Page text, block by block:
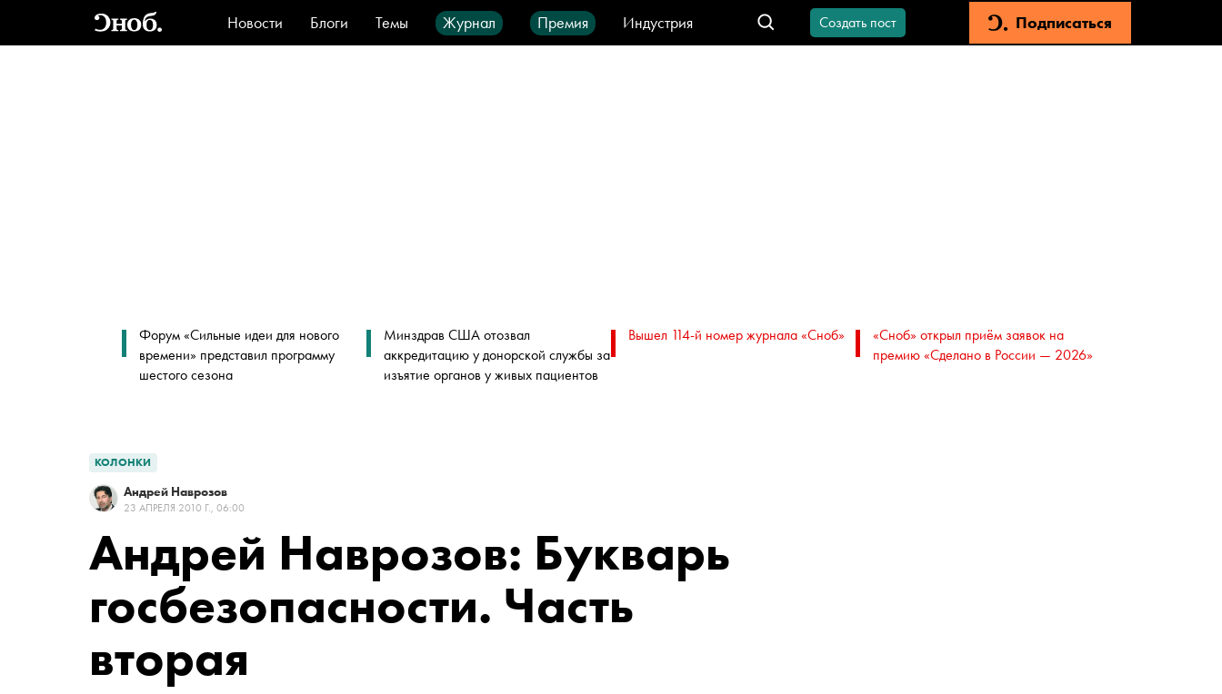
Новости Блоги Темы Журнал Премия
Индустрия
Стиль
Видео Город IT-продукты
Создать пост Подписаться
Форум «Сильные идеи для нового
времени» представил программу
шестого сезона
Минздрав США отозвал
аккредитацию у донорской службы за
изъятие органов у живых пациентов
Вышел 114-й номер журнала «Сноб»
«Сноб» открыл приём заявок на
премию «Сделано в России — 2026»
КОЛОНКИ
Андрей Наврозов
23 АПРЕЛЯ 2010 Г., 06:00
Андрей Наврозов: Букварь
госбезопасности. Часть
вторая